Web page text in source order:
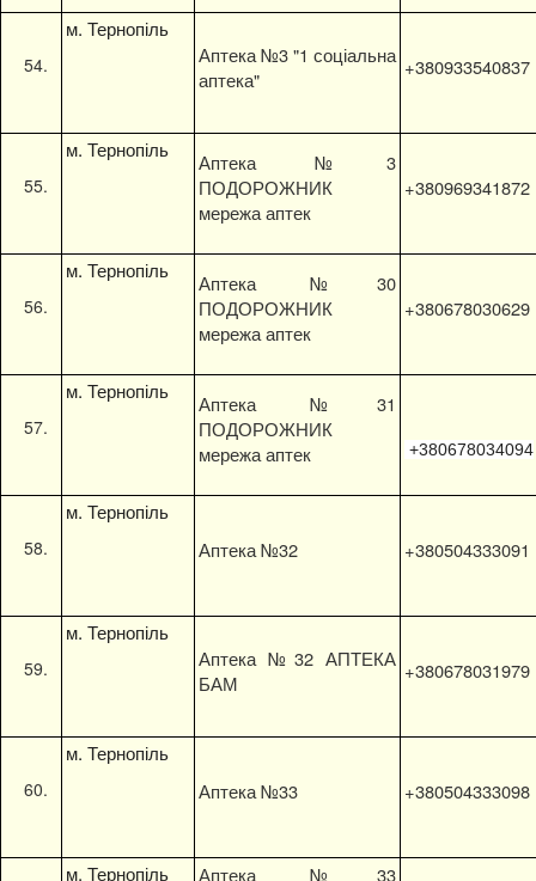
м. Тернопіль
Аптека №3 "1 соціальна
аптека"
+380933540837
м. Тернопіль
Аптека №3
ПОДОРОЖНИК
мережа аптек
+380969341872
м. Тернопіль
Аптека №30
ПОДОРОЖНИК
мережа аптек
+380678030629
м. Тернопіль
Аптека №31
ПОДОРОЖНИК
мережа аптек
+380678034094
м. Тернопіль
Аптека №32 +380504333091
м. Тернопіль
Аптека №32 АПТЕКА
БАМ
+380678031979
м. Тернопіль
Аптека №33 +380504333098
м. Тернопіль
Аптека №33